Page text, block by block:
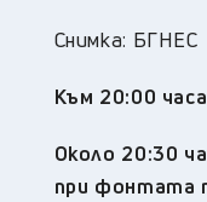
Снимка: БГНЕС
Към 20:00
Около 20:30
при фонтата